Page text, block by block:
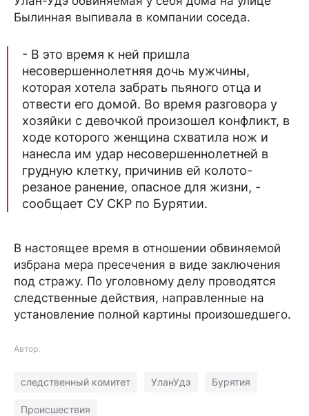
Былинная выпивала в компании соседа.
- В это время к ней пришла
несовершеннолетняя дочь мужчины,
которая хотела забрать пьяного отца и
отвести его домой. Во время разговора у
хозяйки с девочкой произошел конфликт, в
ходе которого женщина схватила нож и
нанесла им удар несовершеннолетней в
грудную клетку, причинив ей колото-
резаное ранение, опасное для жизни, -
сообщает СУ СКР по Бурятии.
В настоящее время в отношении обвиняемой
избрана мера пресечения в виде заключения
под стражу. По уголовному делу проводятся
следственные действия, направленные на
установление полной картины произошедшего.
Автор:
следственный комитет УланУдэ Бурятия
Происшествия